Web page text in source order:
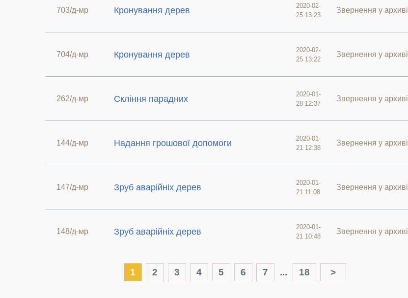
703/д-мр Кронування дерев
2020-02-
25 13:23
Звернення у архиві
704/д-мр Кронування дерев
2020-02-
25 13:22
Звернення у архиві
262/д-мр Скління парадних
2020-01-
28 12:37
Звернення у архиві
144/д-мр Надання грошової допомоги
2020-01-
21 12:38
Звернення у архиві
147/д-мр Зруб аварійніх дерев
2020-01-
21 11:08
Звернення у архиві
148/д-мр Зруб аварійніх дерев
2020-01-
21 10:48
Звернення у архиві
1 2 3 4 5 6 7 ... 18 >